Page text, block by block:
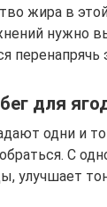
жира в
нужно
для
одни и
С
улучшает